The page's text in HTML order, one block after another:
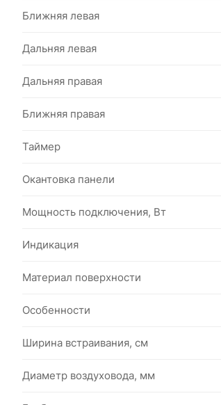
Ближняя левая
Дальняя левая
Дальняя правая
Ближняя правая
Таймер
Окантовка панели
Мощность подключения, Вт
Индикация
Материал поверхности
Особенности
Ширина встраивания, см
Диаметр воздуховода, мм